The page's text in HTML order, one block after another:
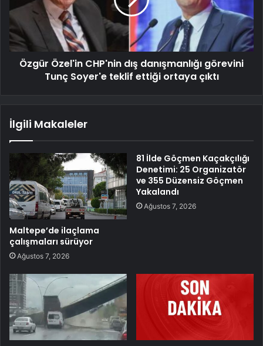
Özgür Özel'in CHP'nin dış danışmanlığı görevini
Tunç Soyer'e teklif ettiği ortaya çıktı
İlgili Makaleler
Maltepe’de ilaçlama
çalışmaları sürüyor
Ağustos 7, 2026
81 İlde Göçmen Kaçakçılığı
Denetimi: 25 Organizatör
ve 355 Düzensiz Göçmen
Yakalandı
Ağustos 7, 2026